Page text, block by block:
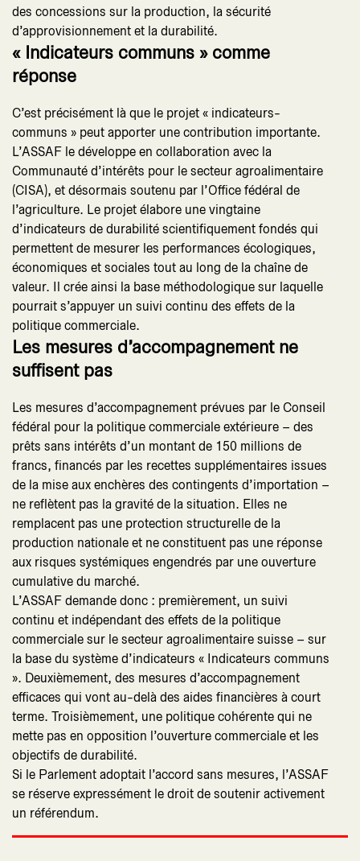
des concessions sur la production, la sécurité
d’approvisionnement et la durabilité.
« Indicateurs communs » comme
réponse
C’est précisément là que le projet « indicateurs-
communs » peut apporter une contribution importante.
L’ASSAF le développe en collaboration avec la
Communauté d’intérêts pour le secteur agroalimentaire
(CISA), et désormais soutenu par l’Office fédéral de
l’agriculture. Le projet élabore une vingtaine
d’indicateurs de durabilité scientifiquement fondés qui
permettent de mesurer les performances écologiques,
économiques et sociales tout au long de la chaîne de
valeur. Il crée ainsi la base méthodologique sur laquelle
pourrait s’appuyer un suivi continu des effets de la
politique commerciale.
Les mesures d’accompagnement ne
suffisent pas
Les mesures d’accompagnement prévues par le Conseil
fédéral pour la politique commerciale extérieure – des
prêts sans intérêts d’un montant de 150 millions de
francs, financés par les recettes supplémentaires issues
de la mise aux enchères des contingents d’importation –
ne reflètent pas la gravité de la situation. Elles ne
remplacent pas une protection structurelle de la
production nationale et ne constituent pas une réponse
aux risques systémiques engendrés par une ouverture
cumulative du marché.
L’ASSAF demande donc : premièrement, un suivi
continu et indépendant des effets de la politique
commerciale sur le secteur agroalimentaire suisse – sur
la base du système d’indicateurs « Indicateurs communs
». Deuxièmement, des mesures d’accompagnement
efficaces qui vont au-delà des aides financières à court
terme. Troisièmement, une politique cohérente qui ne
mette pas en opposition l’ouverture commerciale et les
objectifs de durabilité.
Si le Parlement adoptait l’accord sans mesures, l’ASSAF
se réserve expressément le droit de soutenir activement
un référendum.